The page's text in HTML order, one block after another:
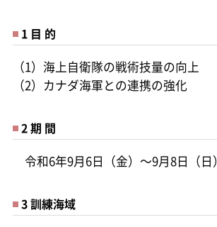
1 目 的
（1）海上自衛隊の戦術技量の向上
（2）カナダ海軍との連携の強化
2 期 間
令和6年9月6日（金）～9月8日（日）
3 訓練海域